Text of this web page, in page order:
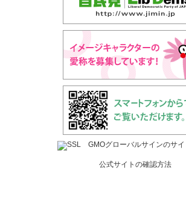
公式サイトの確認方法